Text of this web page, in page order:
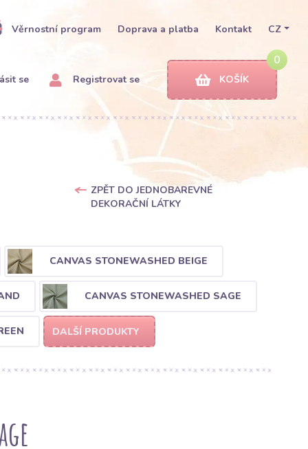
Věrnostní program Doprava a platba Kontakt CZ
se Registrovat se
0
KOŠÍK
ZPĚT DO JEDNOBAREVNÉ
DEKORAČNÍ LÁTKY
CANVAS STONEWASHED BEIGE
CANVAS STONEWASHED SAGE
DALŠÍ PRODUKTY